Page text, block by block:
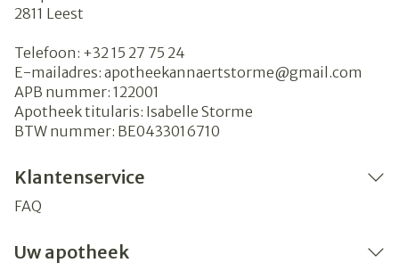
2811 Leest
Telefoon: +32 15 27 75 24
E-mailadres: apotheekannaertstorme@gmail.com
APB nummer: 122001
Apotheek titularis: Isabelle Storme
BTW nummer: BE0433016710
Klantenservice
FAQ
Uw apotheek